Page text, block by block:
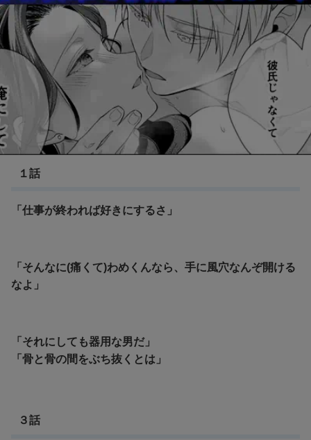
シティーハンター
１話
「仕事が終われば好きにするさ」
「そんなに(痛くて)わめくんなら、手に風穴なんぞ開ける
なよ」
「それにしても器用な男だ」
「骨と骨の間をぶち抜くとは」
３話